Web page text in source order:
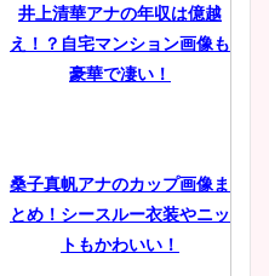
鈴木唯の太ってた時の体重が
ヤバすぎww原因や痩せたダ
豊島実季アナのカップ画像ま
とめ！美脚や水着姿に年齢も
井上清華アナの年収は億越
え！？自宅マンション画像も
豪華で凄い！
桑子真帆アナのカップ画像ま
とめ！シースルー衣装やニッ
トもかわいい！